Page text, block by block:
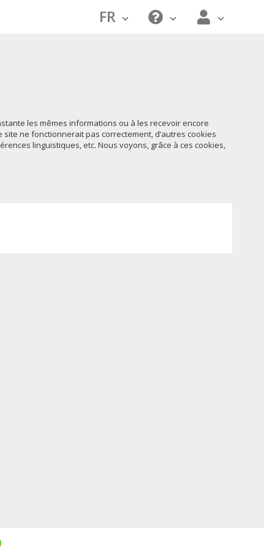
FR
les mêmes informations ou à les recevoir encore
ne fonctionnerait pas correctement, d’autres cookies
linguistiques, etc. Nous voyons, grâce à ces cookies,